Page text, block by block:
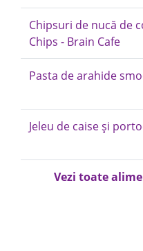
Chipsuri de nucă de
Chips - Brain Cafe
Pasta de arahide
Jeleu de caise și
Vezi toate